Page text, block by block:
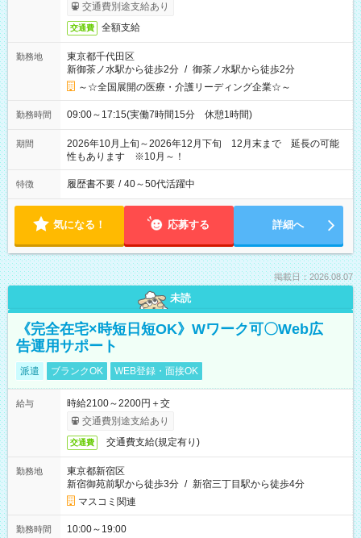
交通費別途支給あり
交通費 全額支給
勤務地
東京都千代田区
新御茶ノ水駅から徒歩2分 / 御茶ノ水駅から徒歩2分
～☆全国展開の医療・介護リーディング企業☆～
勤務時間 09:00～17:15(実働7時間15分 休憩1時間)
期間
2026年10月上旬～2026年12月下旬 12月末まで 延長の可能
性もあります ※10月～！
特徴 履歴書不要 / 40～50代活躍中
気になる！ 応募する 詳細へ
掲載日：2026.08.07
未読
《完全在宅×時短日短OK》Wワーク可〇Web広
告運用サポート
派遣 ブランクOK WEB登録・面接OK
給与
時給2100～2200円＋交
交通費別途支給あり
交通費 交通費支給(規定有り)
勤務地
東京都新宿区
新宿御苑前駅から徒歩3分 / 新宿三丁目駅から徒歩4分
マスコミ関連
勤務時間 10:00～19:00